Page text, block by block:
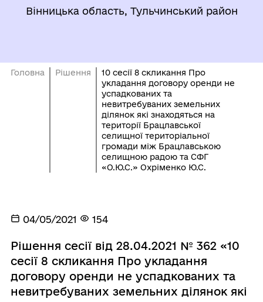
Вінницька область, Тульчинський район
Головна Рішення
10 сесії 8 скликання Про
укладання договору оренди не
успадкованих та
невитребуваних земельних
ділянок які знаходяться на
території Брацлавської
селищної територіальної
громади між Брацлавською
селищною радою та СФГ
«О.Ю.С.» Охріменко Ю.С.
04/05/2021 154
Рішення сесії від 28.04.2021 № 362 «10
сесії 8 скликання Про укладання
договору оренди не успадкованих та
невитребуваних земельних ділянок які